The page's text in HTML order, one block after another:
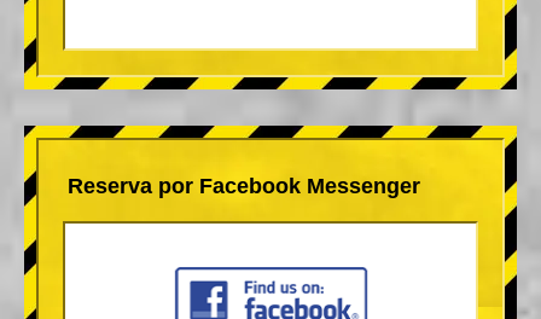
Reserva por Facebook Messenger